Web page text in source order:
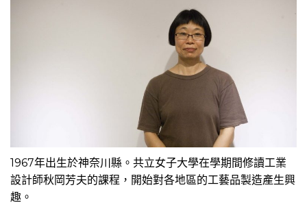
1967年出生於神奈川縣。共立女子大學在學期間修讀工業
設計師秋岡芳夫的課程，開始對各地區的工藝品製造產生興
趣。